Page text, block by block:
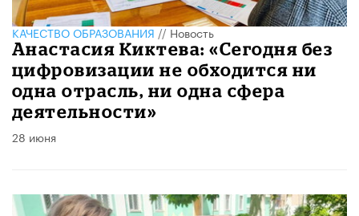
КАЧЕСТВО ОБРАЗОВАНИЯ//Новость
Анастасия Киктева: «Сегодня без
цифровизации не обходится ни
одна отрасль, ни одна сфера
деятельности»
28 июня